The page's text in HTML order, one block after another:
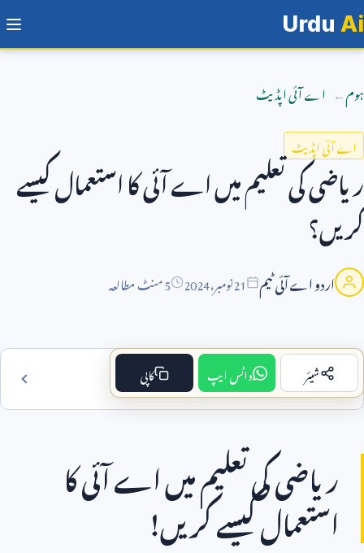
Urdu Ai
ہوم اے آئی اپڈیٹ
اے آئی اپڈیٹ
ریاضی کی تعلیم میں اے آئی کا استعمال کیسے
کریں؟
اردو اے آئی ٹیم 21نومبر،2024 5 منٹ مطالعہ
فہرست مضمون
ریاضی کی تعلیم میں اے آئی کا
استعمال کیسے کریں!
شیئر واٹس ایپ کاپی